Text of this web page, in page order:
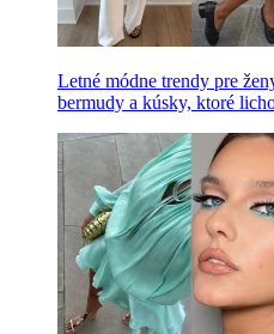
Letné módne trendy pre
bermudy a kúsky, ktoré